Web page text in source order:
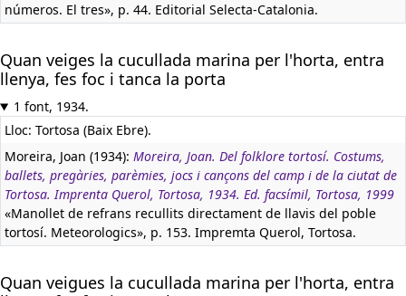
números. El tres», p. 44. Editorial Selecta-Catalonia.
Quan veiges la cucullada marina per l'horta, entra
llenya, fes foc i tanca la porta
1 font, 1934.
Lloc: Tortosa (Baix Ebre).
Moreira, Joan (1934): Moreira, Joan. Del folklore tortosí. Costums,
ballets, pregàries, parèmies, jocs i cançons del camp i de la ciutat de
Tortosa. Imprenta Querol, Tortosa, 1934. Ed. facsímil, Tortosa, 1999
«Manollet de refrans recullits directament de llavis del poble
tortosí. Meteorologics», p. 153. Impremta Querol, Tortosa.
Quan veigues la cucullada marina per l'horta, entra